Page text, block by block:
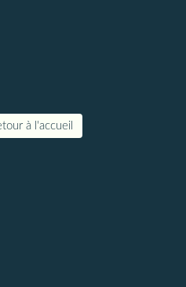
à l'accueil